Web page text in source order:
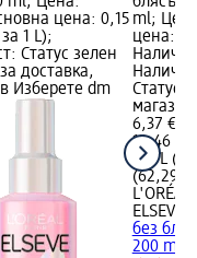
цена: 0,15
1 L);
Статус зелен
доставка,
Изберете dm
ml;
цена:
Статус
магазин
6,37 €
12,46 лв.
0,2 L
(62,29
L'ORÉAL
ELSEVE
без
200 ml